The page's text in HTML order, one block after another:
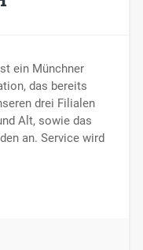
ein Münchner
das bereits
drei Filialen
Alt, sowie das
an. Service wird